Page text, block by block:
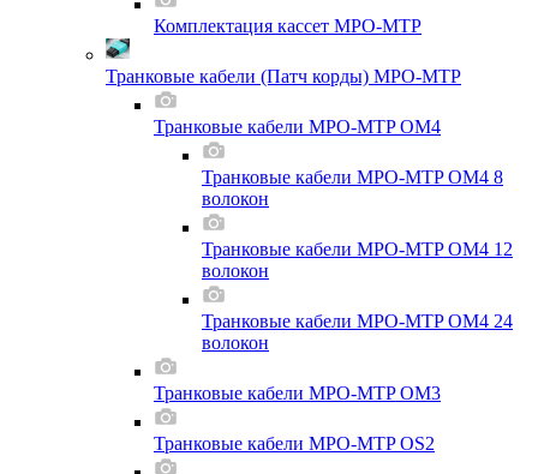
Комплектация кассет MPO-MTP
Транковые кабели (Патч корды) MPO-MTP
Транковые кабели MPO-MTP OM4
Транковые кабели MPO-MTP OM4 8
волокон
Транковые кабели MPO-MTP OM4 12
волокон
Транковые кабели MPO-MTP OM4 24
волокон
Транковые кабели MPO-MTP OM3
Транковые кабели MPO-MTP OS2